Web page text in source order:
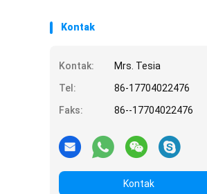
Kontak
Kontak:
Mrs. Tesia
Tel:
86-17704022476
Faks:
86--17704022476
Kontak